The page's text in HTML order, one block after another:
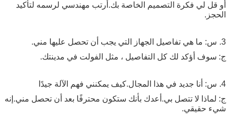
أو قل لي فكرة التصميم الخاصة بك.أرتب مهندسي لرسمه لتأكيد
الحجز.
3. س: ما هي تفاصيل الجهاز التي يجب أن تحصل عليها مني.
ج: سوف أؤكد لك كل التفاصيل ، مثل الفولت في مدينتك.
4. س: أنا جديد في هذا المجال.كيف يمكنني فهم الآلة جيدًا
ج: لماذا لا تتصل بي.أعدك بأنك ستكون محترفًا بعد أن تحصل مني.إنه
شيء حقيقي.